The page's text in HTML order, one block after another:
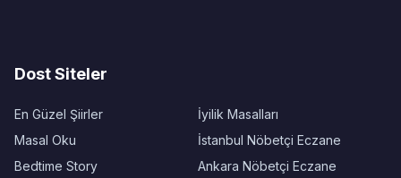
Dost Siteler
En Güzel Şiirler
Masal Oku
Bedtime Story
İyilik Masalları
İstanbul Nöbetçi Eczane
Ankara Nöbetçi Eczane